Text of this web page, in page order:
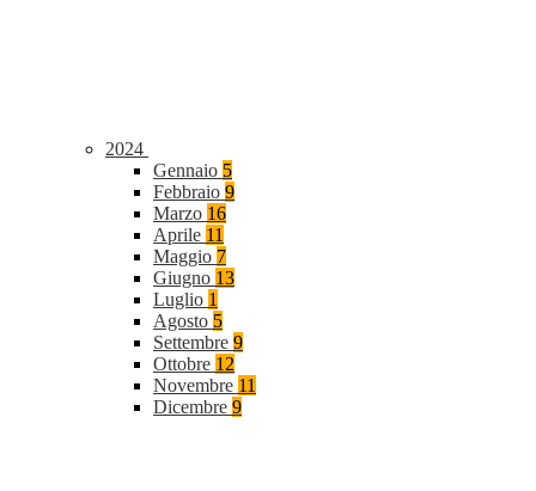
2024
Gennaio 5
Febbraio 9
Marzo 16
Aprile 11
Maggio 7
Giugno 13
Luglio 1
Agosto 5
Settembre 9
Ottobre 12
Novembre 11
Dicembre 9